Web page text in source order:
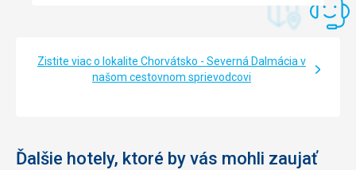
Zistite viac o lokalite Chorvátsko - Severná Dalmácia v
našom cestovnom sprievodcovi
Ďalšie hotely, ktoré by vás mohli zaujať